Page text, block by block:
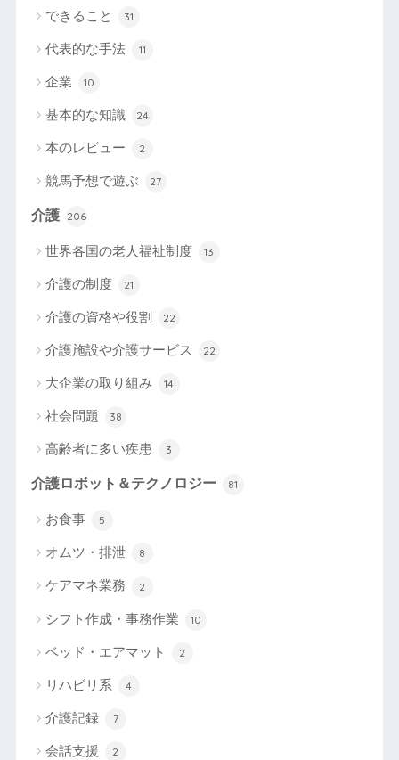
できること 31
代表的な手法 11
企業 10
基本的な知識 24
本のレビュー 2
競馬予想で遊ぶ 27
介護 206
世界各国の老人福祉制度 13
介護の制度 21
介護の資格や役割 22
介護施設や介護サービス 22
大企業の取り組み 14
社会問題 38
高齢者に多い疾患 3
介護ロボット＆テクノロジー 81
お食事 5
オムツ・排泄 8
ケアマネ業務 2
シフト作成・事務作業 10
ベッド・エアマット 2
リハビリ系 4
介護記録 7
会話支援 2